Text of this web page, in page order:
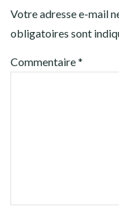
Votre adresse e-mail
obligatoires sont
Commentaire*